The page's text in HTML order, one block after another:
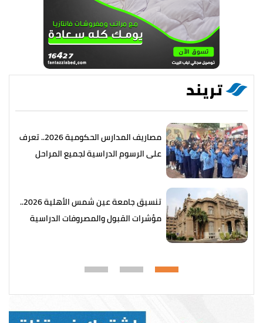
تريند
مصاريف المدارس الحكومية 2026.. تعرف
على الرسوم الدراسية لجميع المراحل
تنسيق جامعة عين شمس الأهلية 2026..
مؤشرات القبول والمصروفات الدراسية